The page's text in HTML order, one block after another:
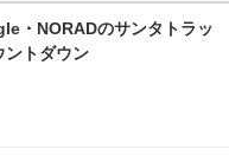
・NORADのサンタトラッ
ントダウン